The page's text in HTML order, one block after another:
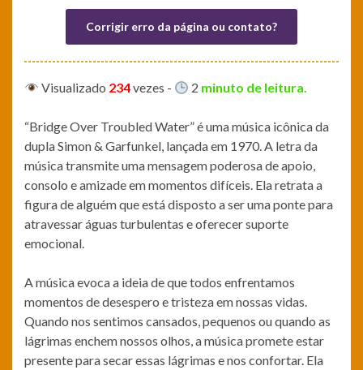
Corrigir erro da página ou contato?
Visualizado 234vezes - 2 minuto de leitura.
“Bridge Over Troubled Water” é uma música icônica da
dupla Simon & Garfunkel, lançada em 1970. A letra da
música transmite uma mensagem poderosa de apoio,
consolo e amizade em momentos difíceis. Ela retrata a
figura de alguém que está disposto a ser uma ponte para
atravessar águas turbulentas e oferecer suporte
emocional.
A música evoca a ideia de que todos enfrentamos
momentos de desespero e tristeza em nossas vidas.
Quando nos sentimos cansados, pequenos ou quando as
lágrimas enchem nossos olhos, a música promete estar
presente para secar essas lágrimas e nos confortar. Ela